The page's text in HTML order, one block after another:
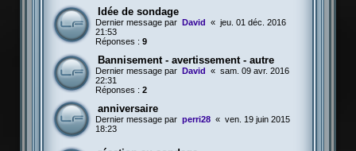
Idée de sondage
Dernier message par David « jeu. 01 déc. 2016
21:53
Réponses : 9
Bannisement - avertissement - autre
Dernier message par David « sam. 09 avr. 2016
22:31
Réponses : 2
anniversaire
Dernier message par perri28 « ven. 19 juin 2015
18:23